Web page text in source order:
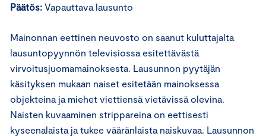
Päätös: Vapauttava lausunto
Mainonnan eettinen neuvosto on saanut kuluttajalta
lausuntopyynnön televisiossa esitettävästä
virvoitusjuomamainoksesta. Lausunnon pyytäjän
käsityksen mukaan naiset esitetään mainoksessa
objekteina ja miehet viettiensä vietävissä olevina.
Naisten kuvaaminen strippareina on eettisesti
kyseenalaista ja tukee vääränlaista naiskuvaa. Lausunnon